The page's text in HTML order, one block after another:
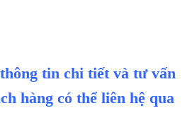
tin chi tiết và tư vấn
hàng có thể liên hệ qua